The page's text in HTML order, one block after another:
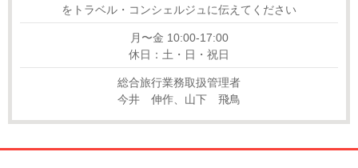
をトラベル・コンシェルジュに伝えてください
月〜金 10:00-17:00
休日：土・日・祝日
総合旅行業務取扱管理者
今井 伸作、山下 飛鳥